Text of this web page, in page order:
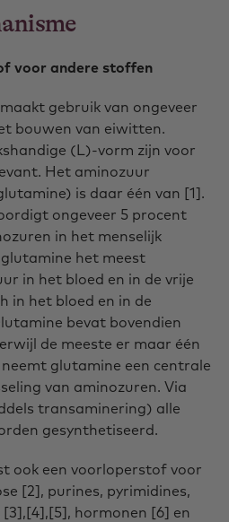
voor andere stoffen
gebruik van ongeveer
bouwen van eiwitten.
(L)-vorm zijn voor
Het aminozuur
is daar één van [1].
ongeveer 5 procent
in het menselijk
het meest
in het bloed en in de vrije
in het bloed en in de
bevat bovendien
de meeste er maar één
glutamine een centrale
van aminozuren. Via
transaminering) alle
gesynthetiseerd.
ook een voorloperstof voor
[2], purines, pyrimidines,
hormonen [6] en